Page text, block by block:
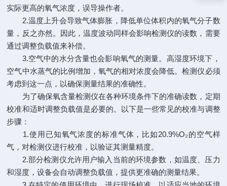
实际更高的氧气浓度，误导操作者。
2.温度上升会导致气体膨胀，降低单位体积内的氧气分子数
量，反之亦然。因此，温度波动同样会影响检测仪的读数，需要
通过调整负载值来补偿。
3.空气中的水分含量也会影响氧气的测量。高湿度环境下，
空气中水蒸气的比例增加，氧气的相对浓度会降低。检测仪必须
考虑到这一点，以确保测量结果的准确性。
为了确保氧含量检测仪在各种环境条件下的准确读数，定期
校准和适时调整负载值是必要的。以下是一些常见的校准与调整
步骤：
1.使用已知氧气浓度的标准气体，比如20.9%O₂的空气样
气，对检测仪进行校准，以验证其测量精度。
2.部分检测仪允许用户输入当前的环境参数，如温度、压力
和湿度，设备会自动调整负载值，提供更准确的测量结果。